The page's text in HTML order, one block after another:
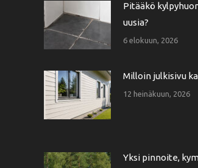
Pitääkö
uusia?
6 elokuun, 2026
Milloin julkisivu
12 heinäkuun, 2026
Yksi pinnoite,